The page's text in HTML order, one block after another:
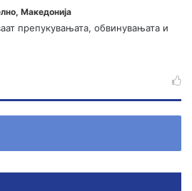
, Македонија
препукувањата, обвинувањата и